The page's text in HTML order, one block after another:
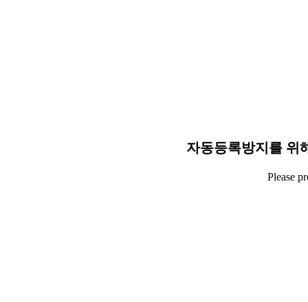
자동등록방지를 위
Please